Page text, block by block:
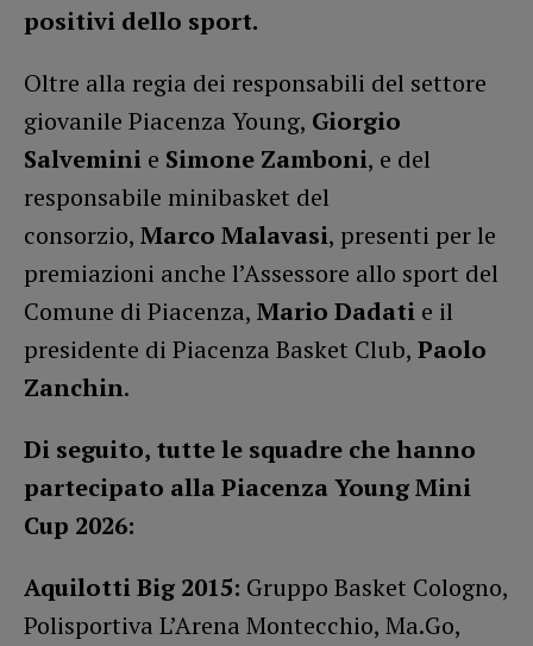
positivi dello sport.
Oltre alla regia dei responsabili del settore
giovanile Piacenza Young, Giorgio
Salvemini e Simone Zamboni, e del
responsabile minibasket del
consorzio, Marco Malavasi, presenti per le
premiazioni anche l’Assessore allo sport del
Comune di Piacenza, Mario Dadati e il
presidente di Piacenza Basket Club, Paolo
Zanchin.
Di seguito, tutte le squadre che hanno
partecipato alla Piacenza Young Mini
Cup 2026:
Aquilotti Big 2015: Gruppo Basket Cologno,
Polisportiva L’Arena Montecchio, Ma.Go,